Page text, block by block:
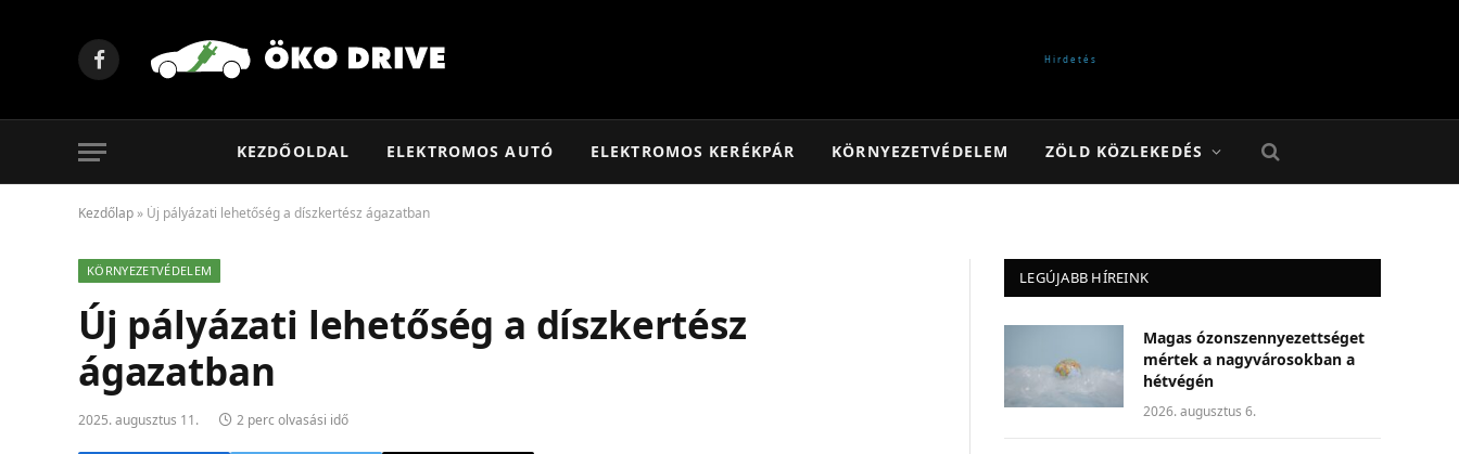
Facebook
KEZDŐOLDAL ELEKTROMOS AUTÓ ELEKTROMOS KERÉKPÁR KÖRNYEZETVÉDELEM ZÖLD KÖZLEKEDÉS
Kezdőlap » Új pályázati lehetőség a díszkertész ágazatban
KÖRNYEZETVÉDELEM
Új pályázati lehetőség a díszkertész
ágazatban
2025. augusztus 11. 2 perc olvasási idő
LEGÚJABB HÍREINK
Magas ózonszennyezettséget
mértek a nagyvárosokban a
hétvégén
2026. augusztus 6.